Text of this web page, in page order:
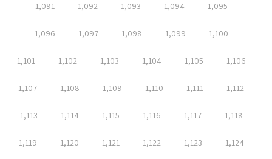
1,091 1,092 1,093 1,094 1,095
1,096 1,097 1,098 1,099 1,100
1,101 1,102 1,103 1,104 1,105 1,106
1,107 1,108 1,109 1,110 1,111 1,112
1,113 1,114 1,115 1,116 1,117 1,118
1,119 1,120 1,121 1,122 1,123 1,124